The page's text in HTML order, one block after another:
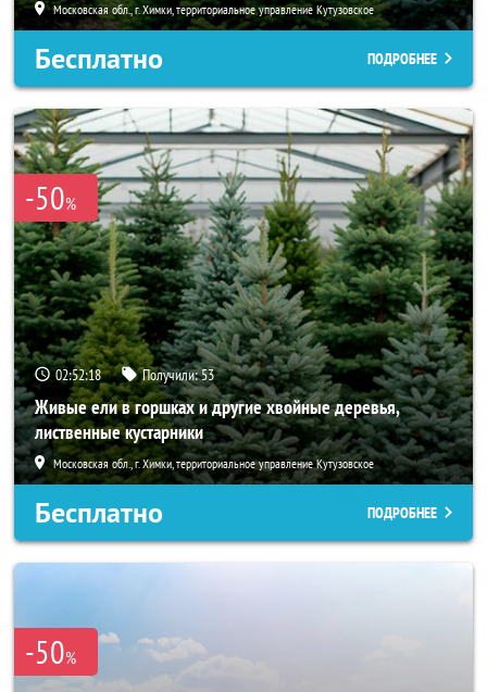
Московская обл., г. Химки, территориальное управление Кутузовское
Бесплатно ПОДРОБНЕЕ
-50%
02:52:18 Получили:53
Живые ели в горшках и другие хвойные деревья,
лиственные кустарники
Московская обл., г. Химки, территориальное управление Кутузовское
Бесплатно ПОДРОБНЕЕ
-50%